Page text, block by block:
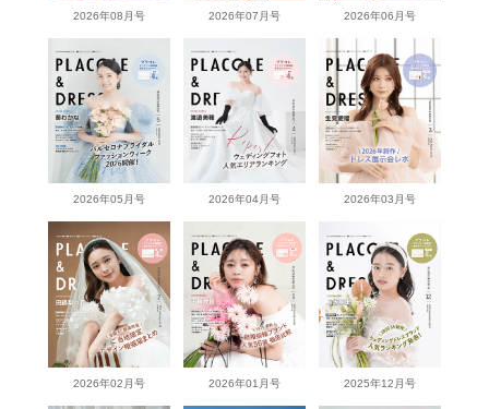
2026年08月号 2026年07月号 2026年06月号
2026年05月号 2026年04月号 2026年03月号
2026年02月号 2026年01月号 2025年12月号